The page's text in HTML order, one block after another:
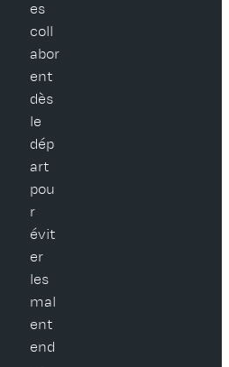
es
coll
abor
ent
dès
le
dép
art
pou
r
évit
er
les
mal
ent
end